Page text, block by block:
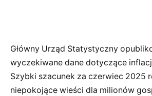
Główny Urząd Statystyczny
wyczekiwane dane dotyczące
Szybki szacunek za czerwiec 2025
niepokojące wieści dla milionów